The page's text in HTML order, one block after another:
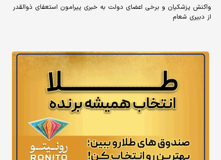
واکنش پزشکیان و برخی اعضای دولت به خبری پیرامون استعفای ذوالقدر
از دبیری شعام